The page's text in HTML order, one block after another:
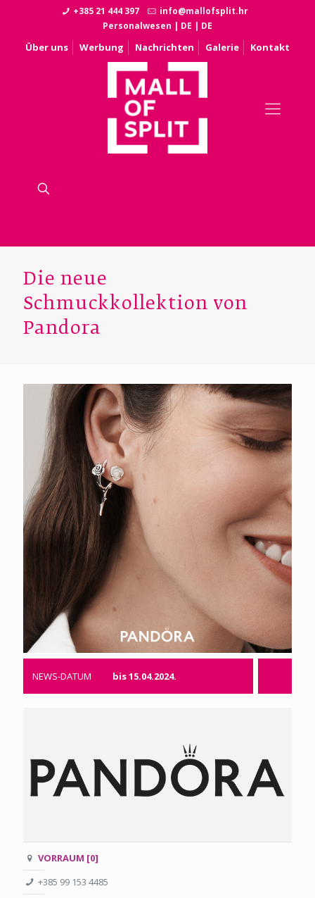
+385 21 444 397
info@mallofsplit.hr
Personalwesen | DE | DE
Über uns Werbung Nachrichten Galerie Kontakt
Die neue
Schmuckkollektion von
Pandora
NEWS-DATUM bis 15.04.2024.
VORRAUM [0]
+385 99 153 4485